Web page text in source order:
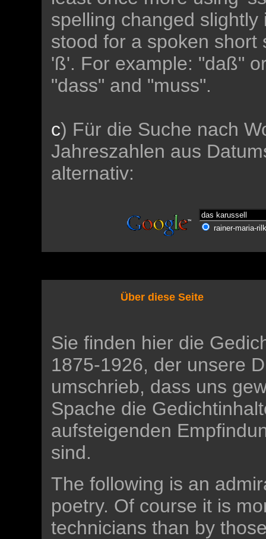
spelling changed
stood for a spoken short
'ß'. For example: "daß"
"dass" and "muss".
c) Für die Suche nach
Jahreszahlen aus
alternativ:
rainer-maria-
Über diese Seite
Sie finden hier die
1875-1926, der unsere
umschrieb, dass uns
Spache die
aufsteigenden
sind.
The following is an
poetry. Of course it is
technicians than by